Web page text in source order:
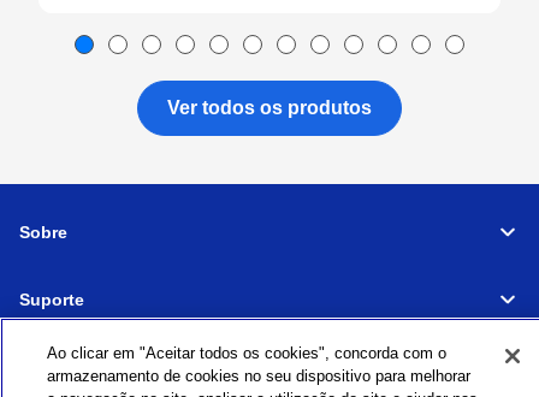
Ver todos os produtos
Sobre
Suporte
Conectar
Ao clicar em "Aceitar todos os cookies", concorda com o
armazenamento de cookies no seu dispositivo para melhorar